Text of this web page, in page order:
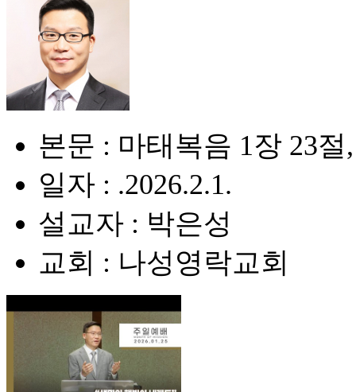
본문 : 마태복음 1장 23절
일자 : .2026.2.1.
설교자 : 박은성
교회 : 나성영락교회